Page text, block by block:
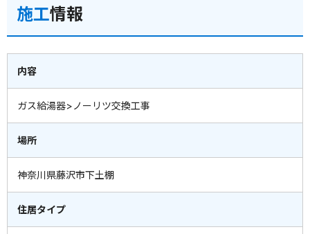
施工情報
内容
ガス給湯器>ノーリツ交換工事
場所
神奈川県藤沢市下土棚
住居タイプ